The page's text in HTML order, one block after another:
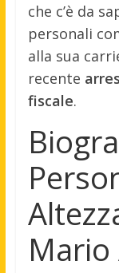
che c’è da
personali
alla sua
recente
fiscale.